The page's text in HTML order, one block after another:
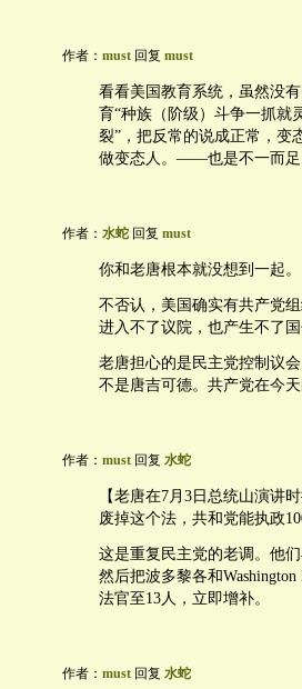
作者： must 回复 must
看看美国教育系统，虽然没
育“种族（阶级）斗争一抓就
裂”，把反常的说成正常，变
做变态人。——也是不一而足
作者： 水蛇 回复 must
你和老唐根本就没想到一起。
不否认，美国确实有共产党
进入不了议院，也产生不了国
老唐担心的是民主党控制议
不是唐吉可德。共产党在今
作者： must 回复 水蛇
【老唐在7月3日总统山演讲
废掉这个法，共和党能执政
这是重复民主党的老调。他
然后把波多黎各和
法官至13人，立即增补。
作者： must 回复 水蛇